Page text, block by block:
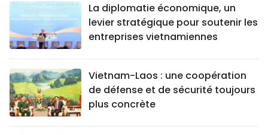
La diplomatie économique, un
levier stratégique pour soutenir les
entreprises vietnamiennes
Vietnam-Laos : une coopération
de défense et de sécurité toujours
plus concrète